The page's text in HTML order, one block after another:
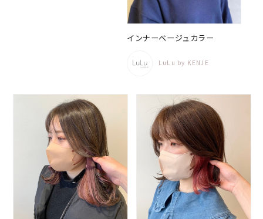
インナーベージュカラー
LuLu by KENJE